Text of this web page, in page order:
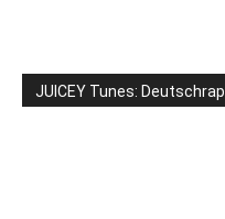
JUICEY Tunes: Deutschrap